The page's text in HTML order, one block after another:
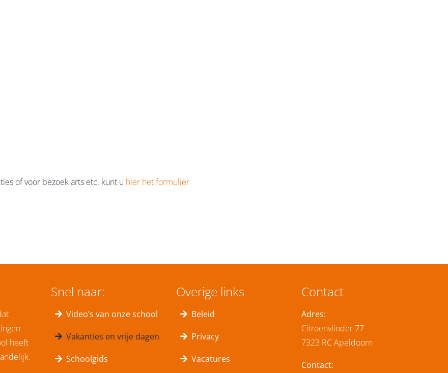
of voor bezoek arts etc. kunt u hier het formulier
heeft
Snel naar:
Video’s van onze school
Vakanties en vrije dagen
Schoolgids
Overige links
Beleid
Privacy
Vacatures
Contact
Adres:
Citroenvlinder 77
7323 RC Apeldoorn
Contact: